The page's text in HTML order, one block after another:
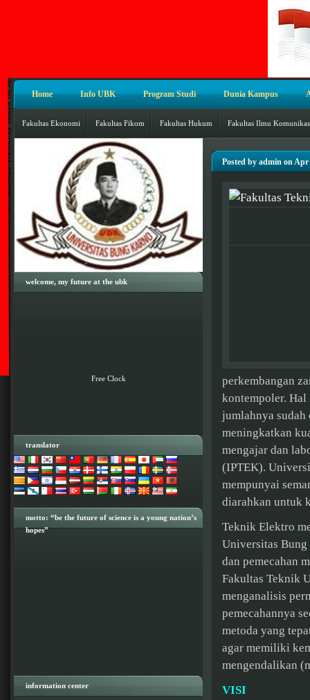
Home Info UBK Program Studi Dunia Kampus
Fakultas Ekonomi Fakultas Fikom Fakultas Hukum Fakultas Ilmu
Posted by admin on Apr
perkembangan
kontempoler.
jumlahnya sudah
meningkatkan
mengajar dan
(IPTEK).
mempunyai
diarahkan untuk
Teknik Elektro
Universitas Bung
dan pemecahan
Fakultas Teknik
menganalisis
pemecahannya
metoda yang
agar memiliki
mengendalikan
VISI
welcome, my future at the ubk
Free Clock
translator
motto: “be the future of science is a young nation’s
hopes”
information center